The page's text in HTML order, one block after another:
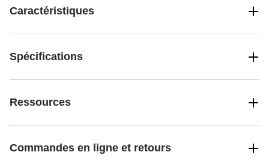
Caractéristiques
Spécifications
Ressources
Commandes en ligne et retours